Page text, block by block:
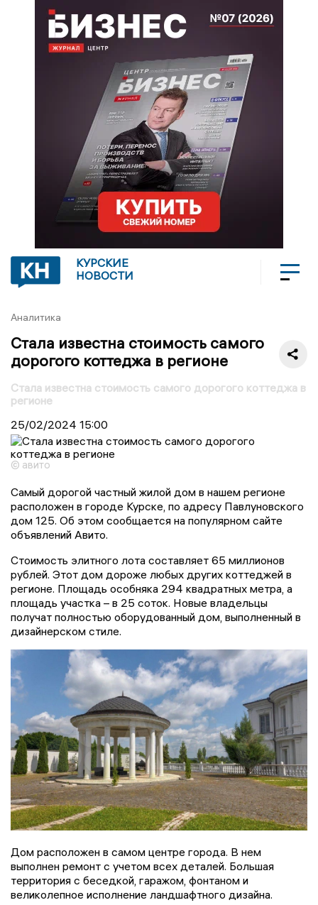
КУРСКИЕ
НОВОСТИ
Аналитика
Стала известна стоимость самого
дорогого коттеджа в регионе
Стала известна стоимость самого дорогого коттеджа в
регионе
25/02/2024 15:00
© авито
Самый дорогой частный жилой дом в нашем регионе
расположен в городе Курске, по адресу Павлуновского
дом 125. Об этом сообщается на популярном сайте
объявлений Авито.
Стоимость элитного лота составляет 65 миллионов
рублей. Этот дом дороже любых других коттеджей в
регионе. Площадь особняка 294 квадратных метра, а
площадь участка – в 25 соток. Новые владельцы
получат полностью оборудованный дом, выполненный в
дизайнерском стиле.
Дом расположен в самом центре города. В нем
выполнен ремонт с учетом всех деталей. Большая
территория с беседкой, гаражом, фонтаном и
великолепное исполнение ландшафтного дизайна.